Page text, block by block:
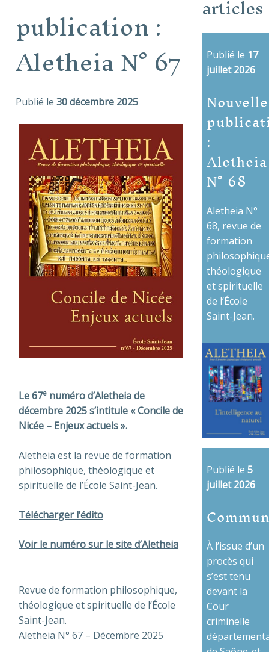
publication :
Aletheia N° 67
Publié le 30 décembre 2025
Le 67e numéro d’Aletheia de
décembre 2025 s’intitule « Concile de
Nicée – Enjeux actuels ».
Aletheia est la revue de formation
philosophique, théologique et
spirituelle de l’École Saint-Jean.
Télécharger l’édito
Voir le numéro sur le site d’Aletheia
Revue de formation philosophique,
théologique et spirituelle de l’École
Saint-Jean.
Aletheia N° 67 – Décembre 2025
articles
Publié le 17
juillet 2026
Nouvelle
:
Aletheia
N° 68
Aletheia N°
68, revue de
formation
théologique
et spirituelle
de l’École
Saint-Jean.
Publié le 5
juillet 2026
À l’issue d’un
procès qui
s’est tenu
devant la
Cour
criminelle